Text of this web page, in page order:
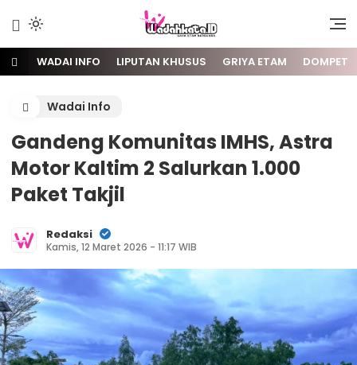
Wadai
Gaya Etam Bersuara
WADAI INFO LIPUTAN KHUSUS GRIYA ETAM DOMPET
Wadai Info
Gandeng Komunitas IMHS, Astra
Motor Kaltim 2 Salurkan 1.000
Paket Takjil
Redaksi
Kamis, 12 Maret 2026 - 11:17 WIB